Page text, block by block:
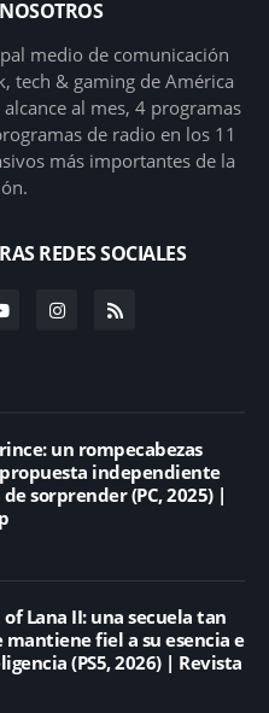
medio de comunicación
tech & gaming de América
al mes, 4 programas
de radio en los 11
más importantes de la
REDES SOCIALES
un rompecabezas
independiente
sorprender (PC, 2025) |
Lana II: una secuela tan
mantiene fiel a su esencia e
(PS5, 2026) | Revista